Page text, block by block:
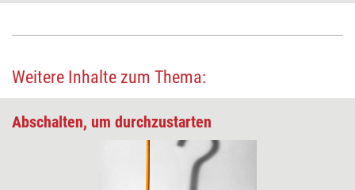
Weitere Inhalte zum Thema:
Abschalten, um durchzustarten